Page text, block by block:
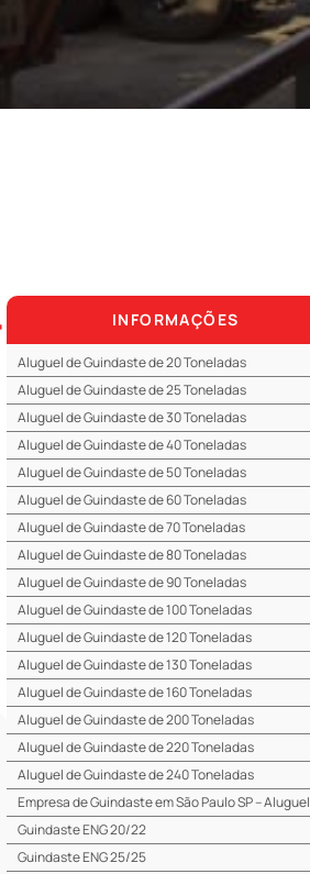
INFORMAÇÕES
Aluguel de Guindaste de 20 Toneladas
Aluguel de Guindaste de 25 Toneladas
Aluguel de Guindaste de 30 Toneladas
Aluguel de Guindaste de 40 Toneladas
Aluguel de Guindaste de 50 Toneladas
Aluguel de Guindaste de 60 Toneladas
Aluguel de Guindaste de 70 Toneladas
Aluguel de Guindaste de 80 Toneladas
Aluguel de Guindaste de 90 Toneladas
Aluguel de Guindaste de 100 Toneladas
Aluguel de Guindaste de 120 Toneladas
Aluguel de Guindaste de 130 Toneladas
Aluguel de Guindaste de 160 Toneladas
Aluguel de Guindaste de 200 Toneladas
Aluguel de Guindaste de 220 Toneladas
Aluguel de Guindaste de 240 Toneladas
Empresa de Guindaste em São Paulo SP – Aluguel
Guindaste ENG 20/22
Guindaste ENG 25/25